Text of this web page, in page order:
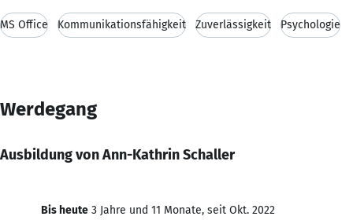
MS Office Kommunikationsfähigkeit Zuverlässigkeit Psychologie
Werdegang
Ausbildung von Ann-Kathrin Schaller
Bis heute 3 Jahre und 11 Monate, seit Okt. 2022